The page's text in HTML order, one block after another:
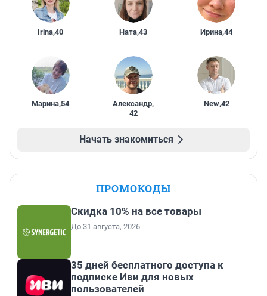
Irina,40 Ната,43 Ирина,44
Марина,54 Александр,
42
New,42
Начать знакомиться
ПРОМОКОДЫ
Скидка 10% на все товары
До 31 августа, 2026
35 дней бесплатного доступа к
подписке Иви для новых
пользователей